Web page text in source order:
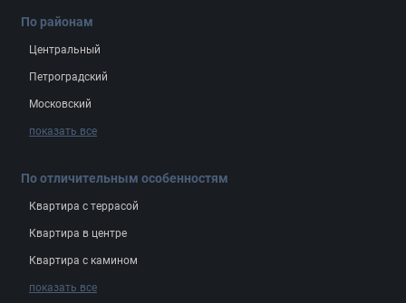
По районам
Центральный
Петроградский
Московский
показать все
По отличительным особенностям
Квартира с террасой
Квартира в центре
Квартира с камином
показать все